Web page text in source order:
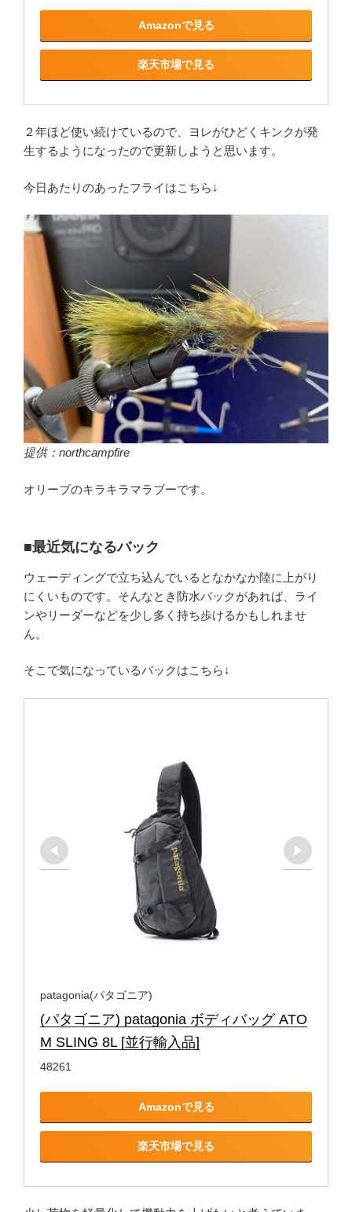
Amazonで見る
楽天市場で見る
２年ほど使い続けているので、ヨレがひどくキンクが発
生するようになったので更新しようと思います。
今日あたりのあったフライはこちら↓
提供：northcampfire
オリーブのキラキラマラブーです。
■最近気になるバック
ウェーディングで立ち込んでいるとなかなか陸に上がり
にくいものです。そんなとき防水バックがあれば、ライ
ンやリーダーなどを少し多く持ち歩けるかもしれませ
ん。
そこで気になっているバックはこちら↓
patagonia(パタゴニア)
(パタゴニア) patagonia ボディバッグ ATO
M SLING 8L [並行輸入品]
48261
Amazonで見る
楽天市場で見る